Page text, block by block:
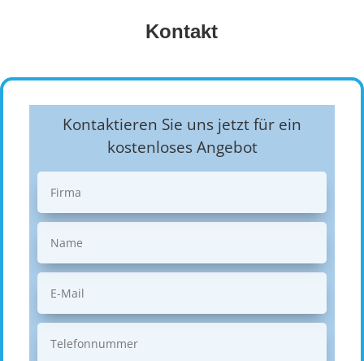
Kontakt
Kontaktieren Sie uns jetzt für ein
kostenloses Angebot